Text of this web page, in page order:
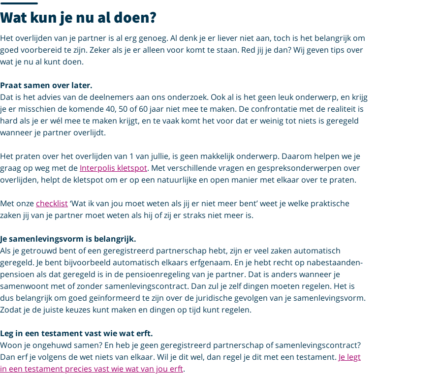
Wat kun je nu al doen?
Het overlijden van je partner is al erg genoeg. Al denk je er liever niet aan, toch is het belangrijk om
goed voorbereid te zijn. Zeker als je er alleen voor komt te staan. Red jij je dan? Wij geven tips over
wat je nu al kunt doen.
Praat samen over later.
Dat is het advies van de deelnemers aan ons onderzoek. Ook al is het geen leuk onderwerp, en krijg
je er misschien de komende 40, 50 of 60 jaar niet mee te maken. De confrontatie met de realiteit is
hard als je er wél mee te maken krijgt, en te vaak komt het voor dat er weinig tot niets is geregeld
wanneer je partner overlijdt.
Het praten over het overlijden van 1 van jullie, is geen makkelijk onderwerp. Daarom helpen we je
graag op weg met de Interpolis kletspot. Met verschillende vragen en gespreksonderwerpen over
overlijden, helpt de kletspot om er op een natuurlijke en open manier met elkaar over te praten.
Met onze checklist‘Wat ik van jou moet weten als jij er niet meer bent’ weet je welke praktische
zaken jij van je partner moet weten als hij of zij er straks niet meer is.
Je samenlevingsvorm is belangrijk.
Als je getrouwd bent of een geregistreerd partnerschap hebt, zijn er veel zaken automatisch
geregeld. Je bent bijvoorbeeld automatisch elkaars erfgenaam. En je hebt recht op nabestaanden­
pensioen als dat geregeld is in de pensioenregeling van je partner. Dat is anders wanneer je
samenwoont met of zonder samenlevings­contract. Dan zul je zelf dingen moeten regelen. Het is
dus belangrijk om goed geïnformeerd te zijn over de juridische gevolgen van je samenlevingsvorm.
Zodat je de juiste keuzes kunt maken en dingen op tijd kunt regelen.
Leg in een testament vast wie wat erft.
Woon je ongehuwd samen? En heb je geen geregistreerd partnerschap of samenlevings­contract?
Dan erf je volgens de wet niets van elkaar. Wil je dit wel, dan regel je dit met een testament. Je legt
in een testament precies vast wie wat van jou erft.